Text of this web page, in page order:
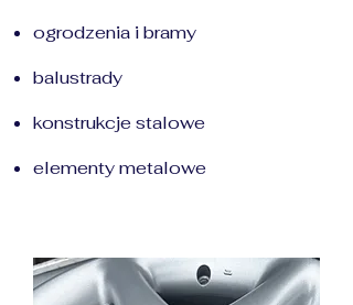
​ogrodzenia i bramy
balustrady
konstrukcje stalowe
elementy metalowe